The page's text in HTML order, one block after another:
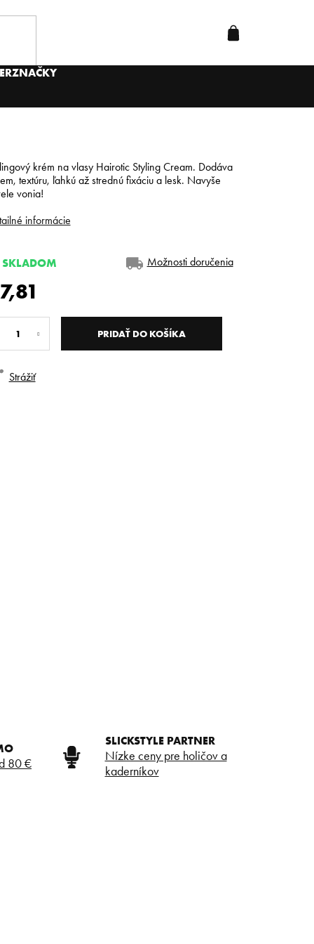
ZNAČKY
SKLADOM Možnosti doručenia
PRIDAŤ DO KOŠÍKA
krém na vlasy Hairotic Styling Cream. Dodáva
textúru, ľahkú až strednú fixáciu a lesk. Navyše
vonia!
informácie
Strážiť
80 €
SLICKSTYLE PARTNER
Nízke ceny pre holičov a
kaderníkov